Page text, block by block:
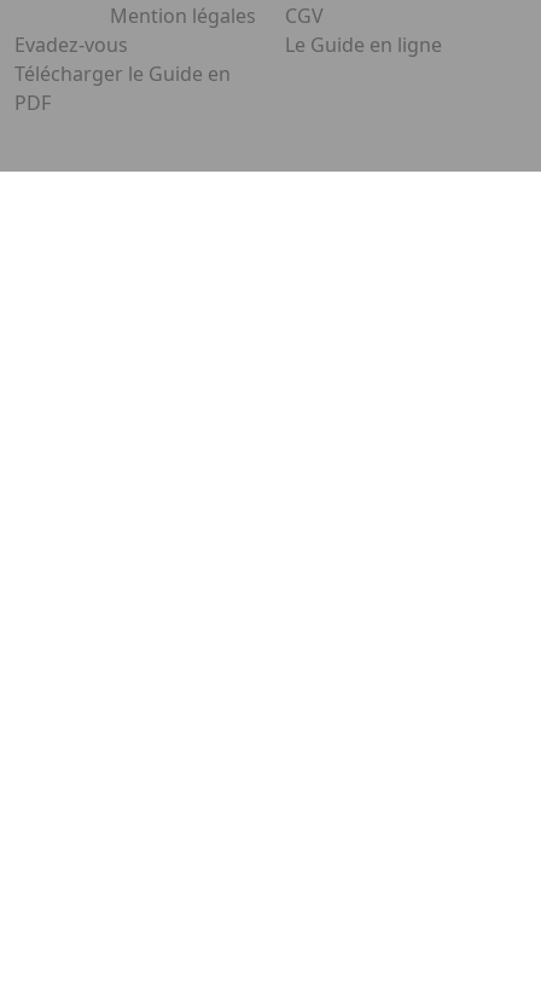
Mention légales
CGV
Evadez-vous
Le Guide en ligne
Télécharger le Guide en
PDF